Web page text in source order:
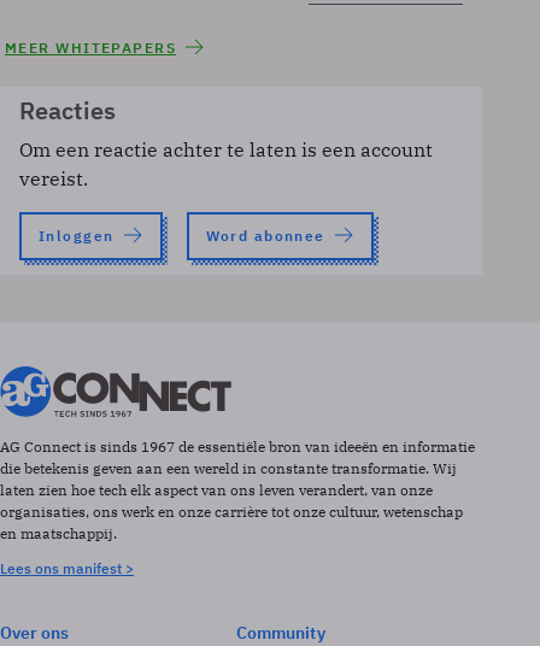
MEER WHITEPAPERS
Reacties
Om een reactie achter te laten is een account
vereist.
Inloggen Word abonnee
AG Connect is sinds 1967 de essentiële bron van ideeën en informatie
die betekenis geven aan een wereld in constante transformatie. Wij
laten zien hoe tech elk aspect van ons leven verandert, van onze
organisaties, ons werk en onze carrière tot onze cultuur, wetenschap
en maatschappij.
Lees ons manifest >
Over ons
Community